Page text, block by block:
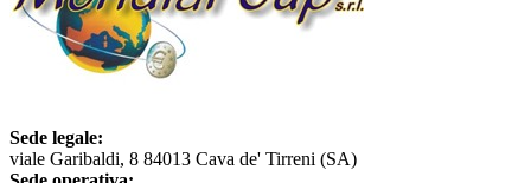
Sede legale:
viale Garibaldi, 8 84013 Cava de' Tirreni (SA)